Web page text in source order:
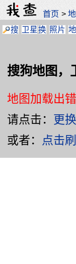
首页 >
搜 卫星换 照片
搜狗地图，
地图加载出错
请点击： 更
或者： 点击